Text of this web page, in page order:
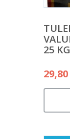
25
29,80